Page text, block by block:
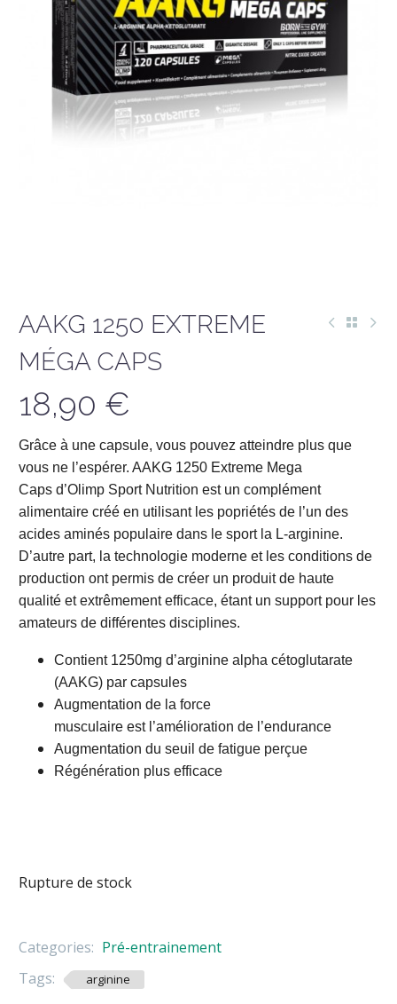
AAKG 1250 EXTREME
MÉGA CAPS
18,90 €
Grâce à une capsule, vous pouvez atteindre plus que
vous ne l’espérer. AAKG 1250 Extreme Mega
Caps d’Olimp Sport Nutrition est un complément
alimentaire créé en utilisant les popriétés de l’un des
acides aminés populaire dans le sport la L-arginine.
D’autre part, la technologie moderne et les conditions de
production ont permis de créer un produit de haute
qualité et extrêmement efficace, étant un support pour les
amateurs de différentes disciplines.
Contient 1250mg d’arginine alpha cétoglutarate
(AAKG) par capsules
Augmentation de la force
musculaire est l’amélioration de l’endurance
Augmentation du seuil de fatigue perçue
Régénération plus efficace
Rupture de stock
Categories: Pré-entrainement
Tags:
arginine